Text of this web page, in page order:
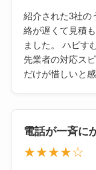
紹介された3社の
絡が遅くて見積
ました。 ハピす
先業者の対応ス
だけが惜しいと感
電話が一斉に
★★★★☆